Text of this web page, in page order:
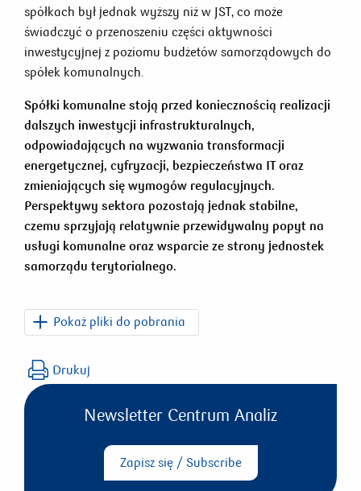
spółkach był jednak wyższy niż w JST, co może
świadczyć o przenoszeniu części aktywności
inwestycyjnej z poziomu budżetów samorządowych do
spółek komunalnych.
Spółki komunalne stoją przed koniecznością realizacji
dalszych inwestycji infrastrukturalnych,
odpowiadających na wyzwania transformacji
energetycznej, cyfryzacji, bezpieczeństwa IT oraz
zmieniających się wymogów regulacyjnych.
Perspektywy sektora pozostają jednak stabilne,
czemu sprzyjają relatywnie przewidywalny popyt na
usługi komunalne oraz wsparcie ze strony jednostek
samorządu terytorialnego.
Pokaż pliki do pobrania
PKO_Finanse_JST_
Wyniki_spolek_komunalnych_2025.pdf
Drukuj
Newsletter Centrum Analiz
Zapisz się / Subscribe